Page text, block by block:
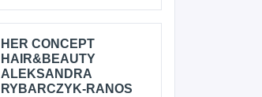
HER CONCEPT
HAIR&BEAUTY
ALEKSANDRA
RYBARCZYK-RANOS